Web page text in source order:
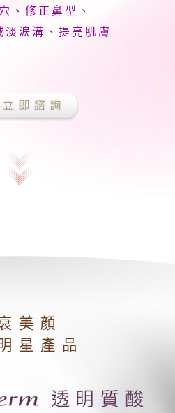
、修正鼻型、
淡涙溝、提亮肌膚
美顔
星產品